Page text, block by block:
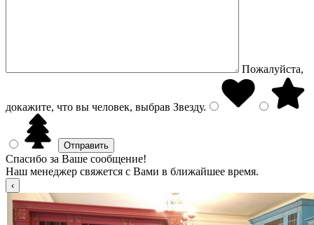
Пожалуйста,
докажите, что вы человек, выбрав Звезду.
Спасибо за Ваше сообщение!
Наш менеджер свяжется с Вами в ближайшее время.